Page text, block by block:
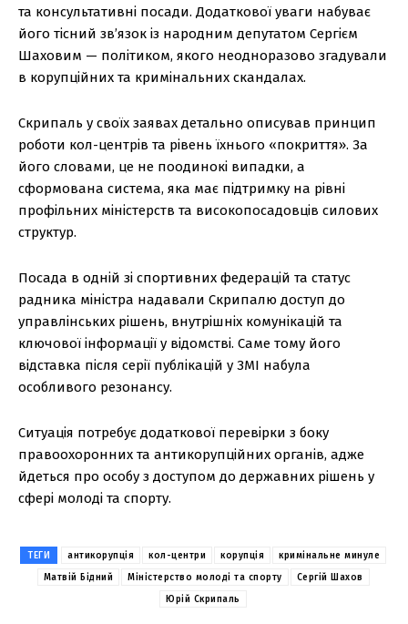
та консультативні посади. Додаткової уваги набуває
його тісний зв’язок із народним депутатом Сергієм
Шаховим — політиком, якого неодноразово згадували
в корупційних та кримінальних скандалах.
Скрипаль у своїх заявах детально описував принцип
роботи кол-центрів та рівень їхнього «покриття». За
його словами, це не поодинокі випадки, а
сформована система, яка має підтримку на рівні
профільних міністерств та високопосадовців силових
структур.
Посада в одній зі спортивних федерацій та статус
радника міністра надавали Скрипалю доступ до
управлінських рішень, внутрішніх комунікацій та
ключової інформації у відомстві. Саме тому його
відставка після серії публікацій у ЗМІ набула
особливого резонансу.
Ситуація потребує додаткової перевірки з боку
правоохоронних та антикорупційних органів, адже
йдеться про особу з доступом до державних рішень у
сфері молоді та спорту.
ТЕГИ антикорупція кол-центри корупція
кримінальне минуле
Матвій Бідний
Міністерство молоді та спорту
Сергій Шахов
Юрій Скрипаль